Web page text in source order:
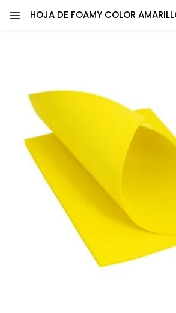
ENTRAR
Recuérdame
¿Contraseña perdida?